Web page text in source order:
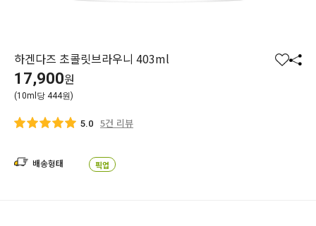
하겐다즈 초콜릿브라우니 403ml
찜 공
17,900원
(10ml당 444원)
5.0 5건 리뷰
배송형태 픽업